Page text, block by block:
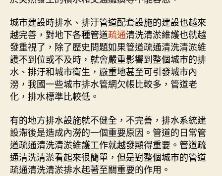
城市建設時排水、排汙管道配套設施的建設也越來
越完善，對地下各種管道疏通清洗清淤維護也就越
發重視了，除了歷史問題如果管道疏通清洗清淤維
護不到位或不及時，就會嚴重影響到整個城市的排
水、排汙和城市衛生，嚴重地甚至可引發城市內
澇，我國一些城市排水管網欠帳比較多，管道老
化，排水標準比較低。
有的地方排水設施就不健全，不完善，排水系統建
設滯後是造成內澇的一個重要原因。管道的日常管
道疏通清洗清淤維護工作就越發顯得重要。管道疏
通清洗清淤看起來很簡單，但是對整個城市的管道
疏通清洗清淤排水起著至關重要的作用。